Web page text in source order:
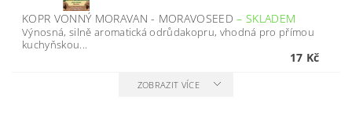
KOPR VONNÝ MORAVAN - MORAVOSEED– SKLADEM
Výnosná, silně aromatická odrůdakopru, vhodná pro přímou
kuchyňskou...
17 Kč
ZOBRAZIT VÍCE